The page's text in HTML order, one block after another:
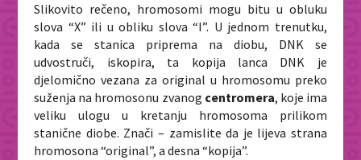
Slikovito rečeno, hromosomi mogu bitu u obluku
slova “X” ili u obliku slova “I”. U jednom trenutku,
kada se stanica priprema na diobu, DNK se
udvostruči, iskopira, ta kopija lanca DNK je
djelomično vezana za original u hromosomu preko
suženja na hromosonu zvanog centromera, koje ima
veliku ulogu u kretanju hromosoma prilikom
stanične diobe. Znači – zamislite da je lijeva strana
hromosona “original”, a desna “kopija”.